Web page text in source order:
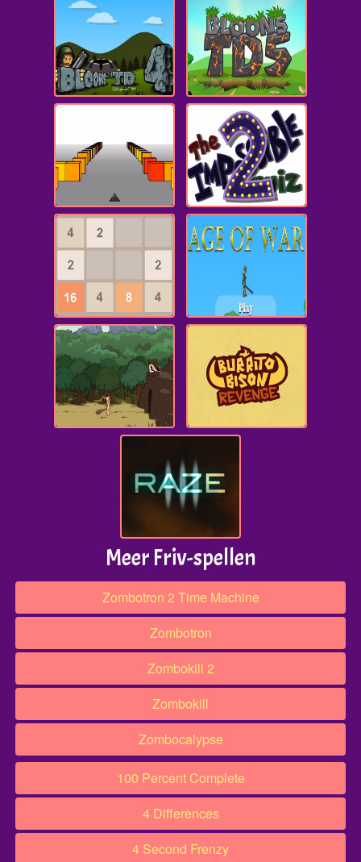
Meer Friv-spellen
Zombotron 2 Time Machine
Zombotron
Zombokill 2
Zombokill
Zombocalypse
100 Percent Complete
4 Differences
4 Second Frenzy